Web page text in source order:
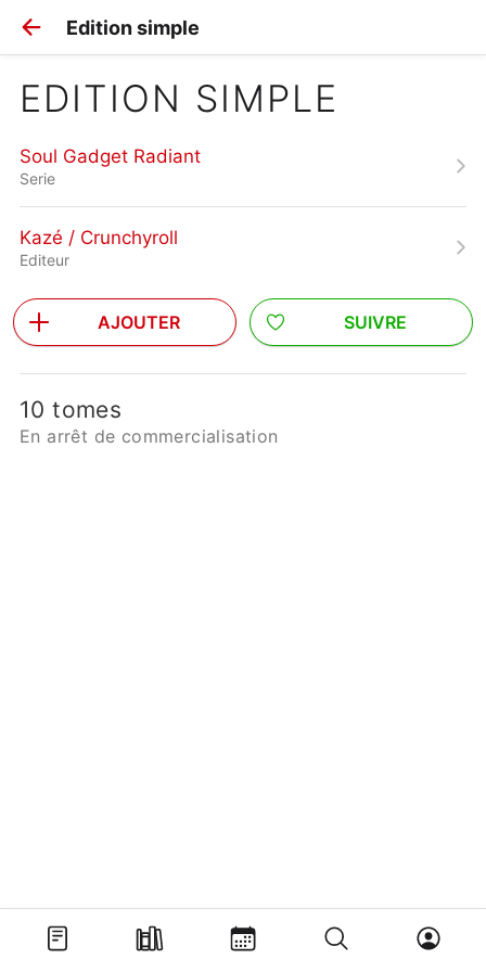
Edition simple
EDITION SIMPLE
Soul Gadget Radiant
Serie
Kazé / Crunchyroll
Editeur
AJOUTER SUIVRE
10 tomes
En arrêt de commercialisation